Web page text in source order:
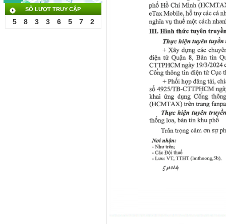
SỐ LƯỢT TRUY CẬP
5 8 3 3 6 5 7 2